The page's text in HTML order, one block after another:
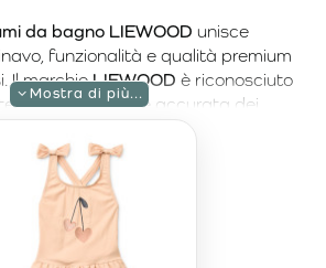
da bagno LIEWOOD unisce
funzionalità e qualità premium
Il marchioLIEWOOD è riconosciuto
la selezione accurata dei
nelle finiture. Ogni modello è
massimo comfort, libertà di
affidabile durante le lunghe
al mare o in piscina.
LIEWOODsono la scelta ideale per le
giornate in spiaggia o il divertimento in